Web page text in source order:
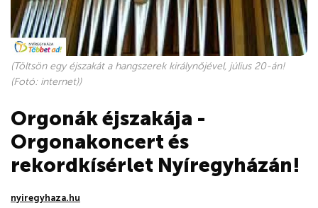
(Töltsön egy éjszakát a hangszerek királynőjével, július 20-án!
(Fotó: internet))
Orgonák éjszakája -
Orgonakoncert és
rekordkísérlet Nyíregyházán!
nyiregyhaza.hu